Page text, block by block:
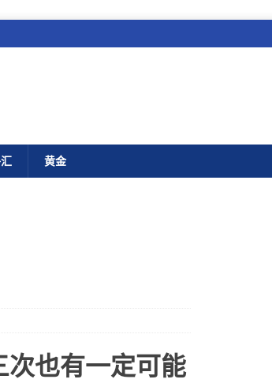
黄金
也有一定可能